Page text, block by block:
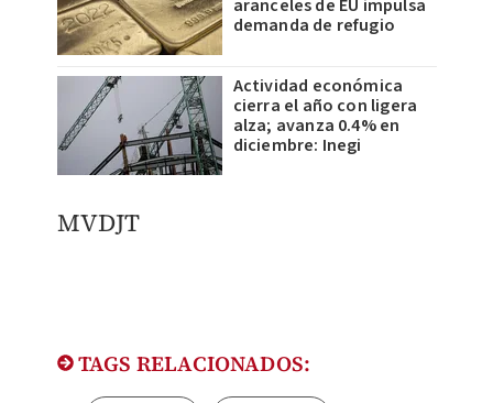
aranceles de EU impulsa
demanda de refugio
Actividad económica
cierra el año con ligera
alza; avanza 0.4% en
diciembre: Inegi
MVDJT
TAGS RELACIONADOS: